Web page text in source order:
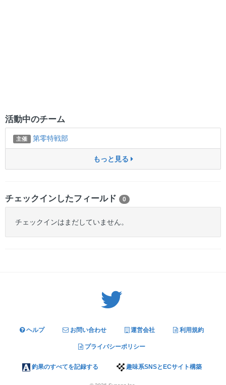
活動中のチーム
主催 第零特戦部
もっと見る
チェックインしたフィールド 0
チェックインはまだしていません。
ヘルプ お問い合わせ 運営会社 利用規約
プライバシーポリシー
釣果のすべてを記録する 趣味系SNSとECサイト構築